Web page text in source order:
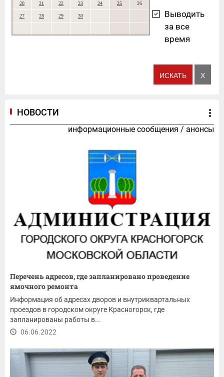
20 21 22 23 24 25 26
27 28 29 30
Выводить
за все
время
НОВОСТИ
информационные сообщения / анонсы
Перечень адресов, где запланировано проведение
ямочного ремонта
Информация об адресах дворов и внутриквартальных
проездов в городском округе Красногорск, где
запланированы работы в...
06.06.2022